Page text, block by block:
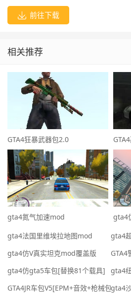
前往下载
相关推荐
GTA4狂暴武器包2.0
gta4氮气加速mod
gta4法国里维埃拉地图mod
gta4
gta4仿V真实坦克mod覆盖版
GTA4
gta4仿gta5车包[替换81个载具]
gta4
GTA4JR车包V5[EPM+音效+枪械包]gta4